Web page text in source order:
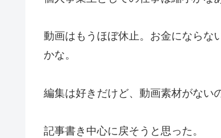
動画はもうほぼ休止。お金にならな
かな。
編集は好きだけど、動画素材がない
記事書き中心に戻そうと思った。